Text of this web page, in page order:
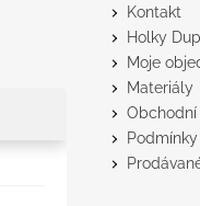
Kontakt
Holky
Moje
Materiály